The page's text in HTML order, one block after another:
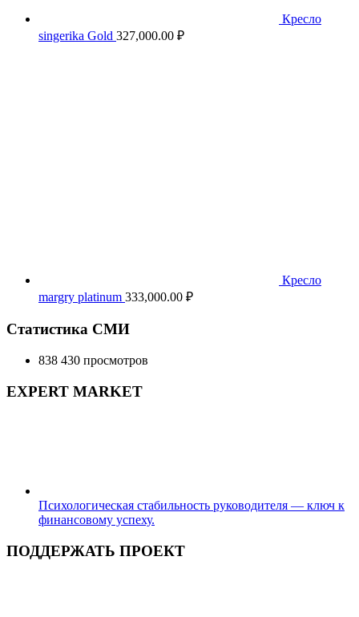
Кресло
singerika Gold 327,000.00 ₽
Кресло
margry platinum 333,000.00 ₽
Статистика СМИ
838 430 просмотров
EXPERT MARKET
Психологическая стабильность руководителя — ключ к
финансовому успеху.
ПОДДЕРЖАТЬ ПРОЕКТ